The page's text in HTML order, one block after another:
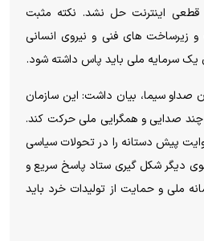
قطعی اینترنت حل نشد. نکته مثبت
و زیرساخت های فنی و نیروی انسانی
یک سرمایه ملی باید پاس داشته شود.
صداو سیما، بیان داشت: این سازمان
صدایی و همگرایی ملی حرکت کند.
پیش دستانه را در تحولات سیاسی
دیگر شکل گیری ستاد پاسخ سریع و
ملی و حمایت از تولیدات خرد باید